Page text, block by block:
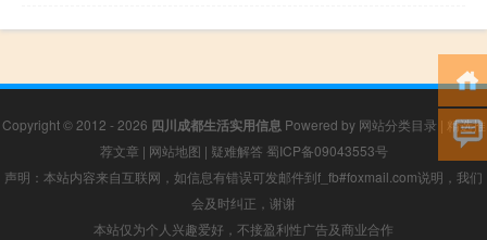
Copyright © 2012 - 2026 四川成都生活实用信息 Powered by 网站分类目录 | 精选推
荐文章 | 网站地图 | 疑难解答 蜀ICP备09043553号
声明：本站内容来自互联网，如信息有错误可发邮件到f_fb#foxmail.com说明，我们
会及时纠正，谢谢
本站仅为个人兴趣爱好，不接盈利性广告及商业合作